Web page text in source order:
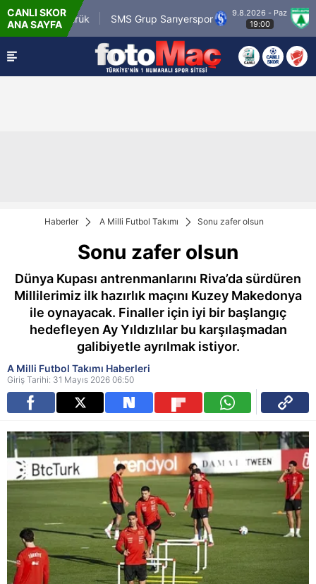
CANLI SKOR
ANA SAYFA
Karagümrük SMS Grup Sarıyerspor
9.8.2026 - Paz
19:00
Haberler A Milli Futbol Takımı Sonu zafer olsun
Sonu zafer olsun
Dünya Kupası antrenmanlarını Riva’da sürdüren
Millilerimiz ilk hazırlık maçını Kuzey Makedonya
ile oynayacak. Finaller için iyi bir başlangıç
hedefleyen Ay Yıldızlılar bu karşılaşmadan
galibiyetle ayrılmak istiyor.
A Milli Futbol Takımı Haberleri
Giriş Tarihi: 31 Mayıs 2026 06:50